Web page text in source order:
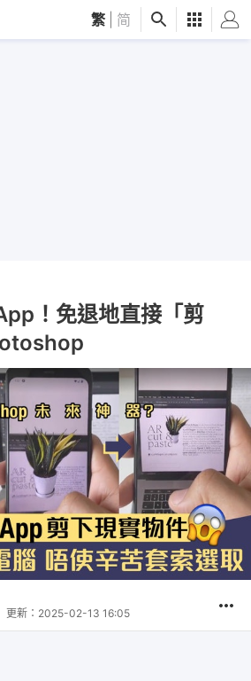
繁 简
！免退地直接「剪
更新： 2025-02-13 16:05